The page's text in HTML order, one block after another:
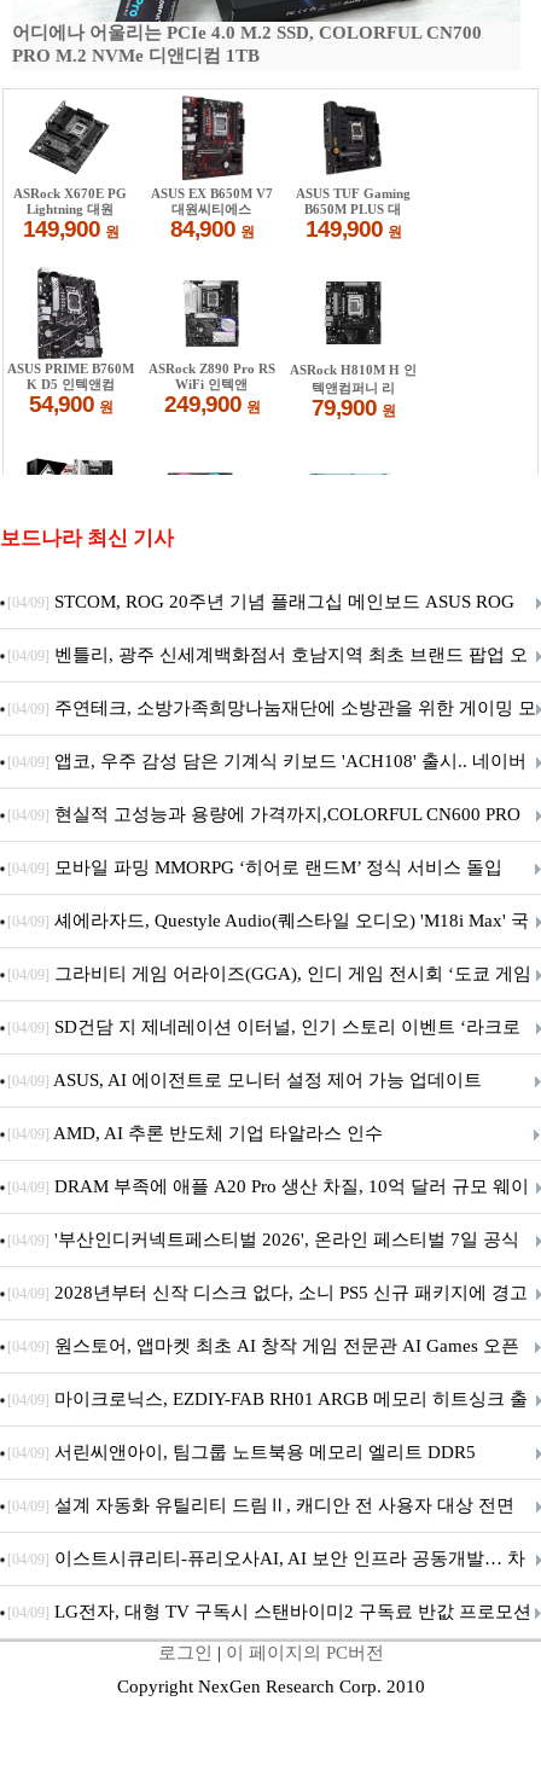
어디에나 어울리는 PCIe 4.0 M.2 SSD, COLORFUL CN700
PRO M.2 NVMe 디앤디컴 1TB
보드나라 최신 기사
[04/09] STCOM, ROG 20주년 기념 플래그십 메인보드 ASUS ROG
Crosshair X870E EDITION 20 국내 출시 예정
[04/09] 벤틀리, 광주 신세계백화점서 호남지역 최초 브랜드 팝업 오
픈
[04/09] 주연테크, 소방가족희망나눔재단에 소방관을 위한 게이밍 모
니터·스마트 펫 침대 기부
[04/09] 앱코, 우주 감성 담은 기계식 키보드 'ACH108' 출시.. 네이버
브랜드데이 기획전 진행
[04/09] 현실적 고성능과 용량에 가격까지,COLORFUL CN600 PRO
M.2 NVMe 디앤디컴 1TB
[04/09] 모바일 파밍 MMORPG ‘히어로 랜드M’ 정식 서비스 돌입
[04/09] 셰에라자드, Questyle Audio(퀘스타일 오디오) 'M18i Max' 국
내 정식 출시
[04/09] 그라비티 게임 어라이즈(GGA), 인디 게임 전시회 ‘도쿄 게임
던전 13’ 참가!
[04/09] SD건담 지 제네레이션 이터널, 인기 스토리 이벤트 ‘라크로
아의 용사’ 재개최 및 풍성한 기념 이벤트 실시!
[04/09] ASUS, AI 에이전트로 모니터 설정 제어 가능 업데이트
[04/09] AMD, AI 추론 반도체 기업 타알라스 인수
[04/09] DRAM 부족에 애플 A20 Pro 생산 차질, 10억 달러 규모 웨이
퍼 대기
[04/09] '부산인디커넥트페스티벌 2026', 온라인 페스티벌 7일 공식
개막... 22일간 진행
[04/09] 2028년부터 신작 디스크 없다, 소니 PS5 신규 패키지에 경고
문 추가
[04/09] 원스토어, 앱마켓 최초 AI 창작 게임 전문관 AI Games 오픈
[04/09] 마이크로닉스, EZDIY-FAB RH01 ARGB 메모리 히트싱크 출
시
[04/09] 서린씨앤아이, 팀그룹 노트북용 메모리 엘리트 DDR5
5600MHz 16GB 출시
[04/09] 설계 자동화 유틸리티 드림Ⅱ, 캐디안 전 사용자 대상 전면
무상 배포
[04/09] 이스트시큐리티-퓨리오사AI, AI 보안 인프라 공동개발… 차
세대 AI 보안 플랫폼 구축
[04/09] LG전자, 대형 TV 구독시 스탠바이미2 구독료 반값 프로모션
로그인 | 이 페이지의 PC버전
Copyright NexGen Research Corp. 2010